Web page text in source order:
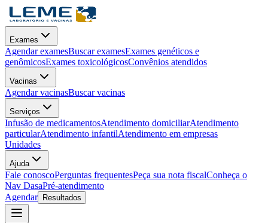
Exames
Agendar examesBuscar examesExames genéticos e
genômicosExames toxicológicosConvênios atendidos
Vacinas
Agendar vacinasBuscar vacinas
Serviços
Infusão de medicamentosAtendimento domiciliarAtendimento
particularAtendimento infantilAtendimento em empresas
Unidades
Ajuda
Fale conoscoPerguntas frequentesPeça sua nota fiscalConheça o
Nav DasaPré-atendimento
Agendar
Resultados